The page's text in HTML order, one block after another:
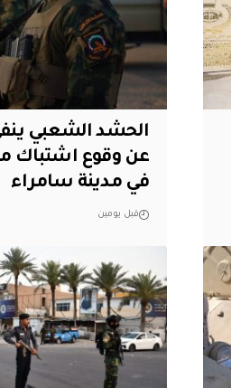
الحشد الشعبي ينفي
عن وقوع اشتباك
في مدينة سامراء
قبل يومين